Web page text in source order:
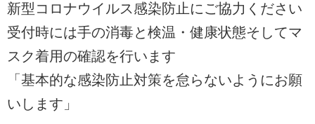
新型コロナウイルス感染防止にご協力ください
受付時には手の消毒と検温・健康状態そしてマ
スク着用の確認を行います
「基本的な感染防止対策を怠らないようにお願
いします」